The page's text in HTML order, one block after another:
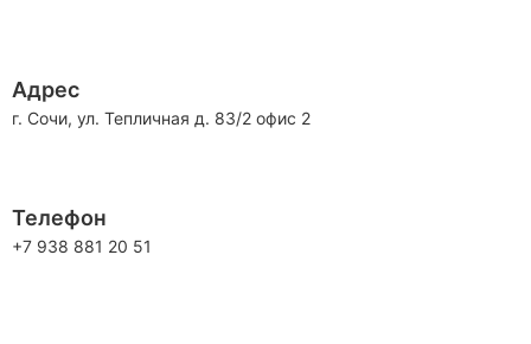
Адрес
г. Сочи, ул. Тепличная д. 83/2 офис 2
Телефон
+7 938 881 20 51